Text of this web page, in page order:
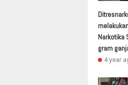
Narkotika
gram
4 year